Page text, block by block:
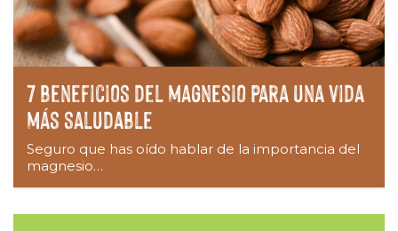
7 beneficios del magnesio para una vida
más saludable
Seguro que has oído hablar de la importancia del
magnesio…